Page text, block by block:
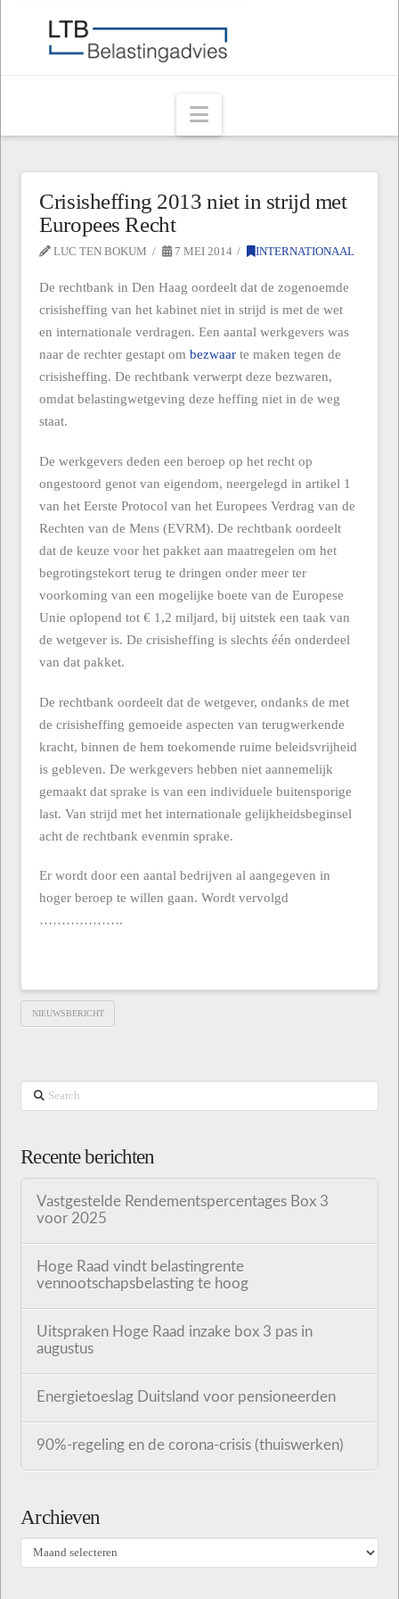
Navigation
Crisisheffing 2013 niet in strijd met
Europees Recht
LUC TEN BOKUM 7 MEI 2014 INTERNATIONAAL
De rechtbank in Den Haag oordeelt dat de zogenoemde
crisisheffing van het kabinet niet in strijd is met de wet
en internationale verdragen. Een aantal werkgevers was
naar de rechter gestapt ombezwaar te maken tegen de
crisisheffing. De rechtbank verwerpt deze bezwaren,
omdat belastingwetgeving deze heffing niet in de weg
staat.
De werkgevers deden een beroep op het recht op
ongestoord genot van eigendom, neergelegd in artikel 1
van het Eerste Protocol van het Europees Verdrag van de
Rechten van de Mens (EVRM). De rechtbank oordeelt
dat de keuze voor het pakket aan maatregelen om het
begrotingstekort terug te dringen onder meer ter
voorkoming van een mogelijke boete van de Europese
Unie oplopend tot € 1,2 miljard, bij uitstek een taak van
de wetgever is. De crisisheffing is slechts één onderdeel
van dat pakket.
De rechtbank oordeelt dat de wetgever, ondanks de met
de crisisheffing gemoeide aspecten van terugwerkende
kracht, binnen de hem toekomende ruime beleidsvrijheid
is gebleven. De werkgevers hebben niet aannemelijk
gemaakt dat sprake is van een individuele buitensporige
last. Van strijd met het internationale gelijkheidsbeginsel
acht de rechtbank evenmin sprake.
Er wordt door een aantal bedrijven al aangegeven in
hoger beroep te willen gaan. Wordt vervolgd
……………….
NIEUWSBERICHT
Search
Recente berichten
Vastgestelde Rendementspercentages Box 3
voor 2025
Hoge Raad vindt belastingrente
vennootschapsbelasting te hoog
Uitspraken Hoge Raad inzake box 3 pas in
augustus
Energietoeslag Duitsland voor pensioneerden
90%-regeling en de corona-crisis (thuiswerken)
Archieven
Archieven